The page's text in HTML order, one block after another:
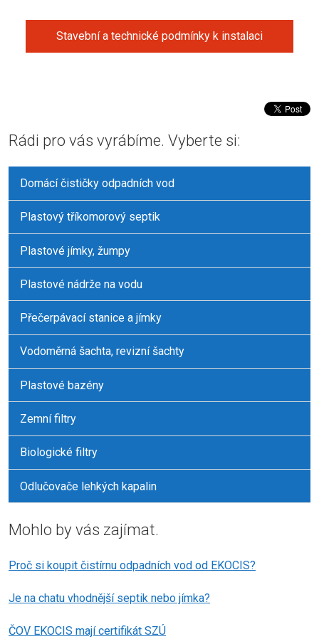
Stavební a technické podmínky k instalaci
Rádi pro vás vyrábíme. Vyberte si:
Domácí čističky odpadních vod
Plastový tříkomorový septik
Plastové jímky, žumpy
Plastové nádrže na vodu
Přečerpávací stanice a jímky
Vodoměrná šachta, revizní šachty
Plastové bazény
Zemní filtry
Biologické filtry
Odlučovače lehkých kapalin
Mohlo by vás zajímat.
Proč si koupit čistírnu odpadních vod od EKOCIS?
Je na chatu vhodnější septik nebo jímka?
ČOV EKOCIS mají certifikát SZÚ